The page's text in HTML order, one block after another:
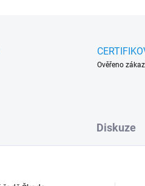
Ověřeno
Diskuze